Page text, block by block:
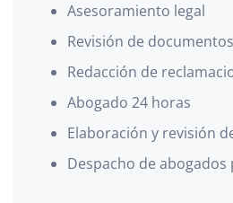
Asesoramiento legal
Revisión de documentos
Redacción de
Abogado 24 horas
Elaboración y revisión
Despacho de abogados